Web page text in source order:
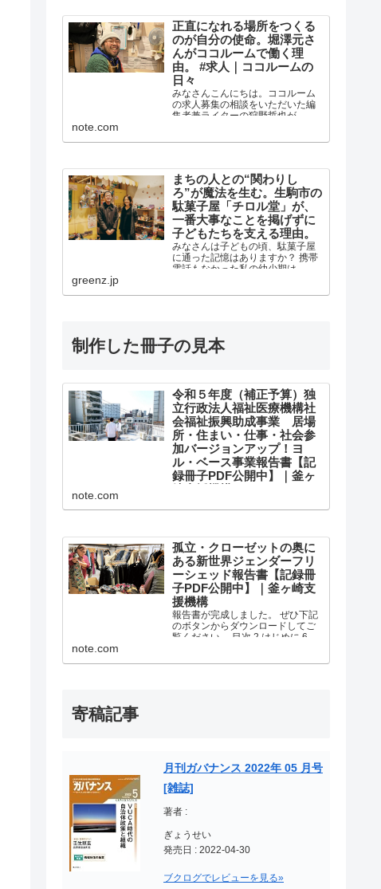
正直になれる場所をつくる
のが自分の使命。堀澤元さ
んがココルームで働く理
由。 #求人｜ココルームの
日々
みなさんこんにちは。ココルーム
の求人募集の相談をいただいた編
集者兼ライターの狩野哲也が、コ
つ人が広がればと思っています...
note.com
まちの人との“関わりし
ろ”が魔法を生む。生駒市の
駄菓子屋「チロル堂」が、
一番大事なことを掲げずに
子どもたちを支える理由。
みなさんは子どもの頃、駄菓子屋
に通った記憶はありますか？ 携帯
電話もなかった私の幼少期は、駄
greenz.jp
制作した冊子の見本
令和５年度（補正予算）独
立行政法人福祉医療機構社
会福祉振興助成事業 居場
所・住まい・仕事・社会参
加バージョンアップ！ヨ
ル・ベース事業報告書【記
録冊子PDF公開中】｜釜ヶ
法人福祉医療機構社会福祉振興助
社会参加バージョンアップ！ヨ
ル・ベース事業の報告書が完成し
ました。 ぜひ下記のボタンからダ
ウンロードしてご覧ください。 ヨ
ル・ベース.pdf 1.7...
note.com
孤立・クローゼットの奥に
ある新世界ジェンダーフリ
ーシェッド報告書【記録冊
子PDF公開中】｜釜ヶ崎支
援機構
報告書が完成しました。 ぜひ下記
のボタンからダウンロードしてご
覧ください。 目次 2 はじめに 6 ぬ
note.com
寄稿記事
月刊ガバナンス 2022年 05 月号
[雑誌]
著者 :
ぎょうせい
発売日 : 2022-04-30
ブクログでレビューを見る»